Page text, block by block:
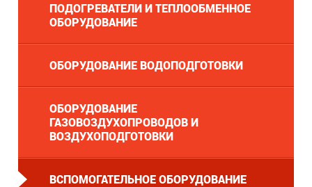
ПОДОГРЕВАТЕЛИ И ТЕПЛООБМЕННОЕ
ОБОРУДОВАНИЕ
ОБОРУДОВАНИЕ ВОДОПОДГОТОВКИ
ОБОРУДОВАНИЕ
ГАЗОВОЗДУХОПРОВОДОВ И
ВОЗДУХОПОДГОТОВКИ
ВСПОМОГАТЕЛЬНОЕ ОБОРУДОВАНИЕ